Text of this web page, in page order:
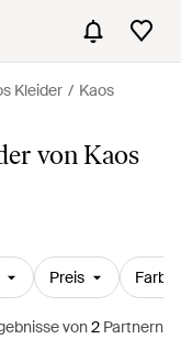
Kleider
Kaos
von Kaos
Preis Farbe
von2 Partnern